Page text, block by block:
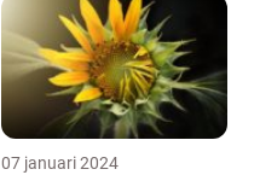
07 januari 2024